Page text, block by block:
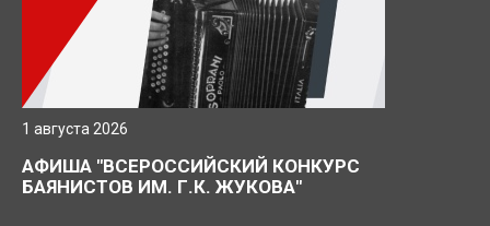
1 августа 2026
АФИША "ВСЕРОССИЙСКИЙ КОНКУРС
БАЯНИСТОВ ИМ. Г.К. ЖУКОВА"